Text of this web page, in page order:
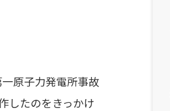
原子力発電所事故
したのをきっかけ